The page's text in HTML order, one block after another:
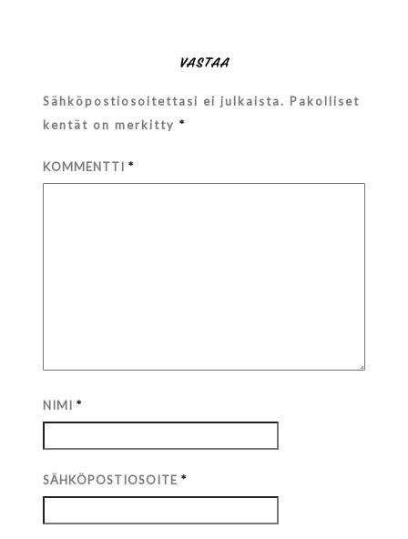
VASTAA
Sähköpostiosoitettasi ei julkaista. Pakolliset
kentät on merkitty*
KOMMENTTI*
NIMI*
SÄHKÖPOSTIOSOITE*